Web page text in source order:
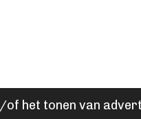
het tonen van